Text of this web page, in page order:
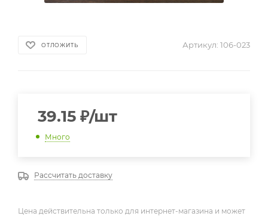
ОТЛОЖИТЬ Артикул: 106-023
39.15 ₽/шт
Много
Рассчитать доставку
Цена действительна только для интернет-магазина и может